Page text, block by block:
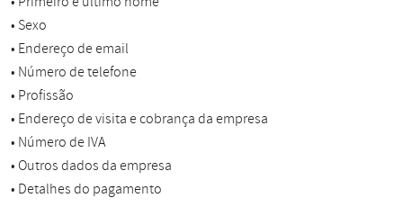
• Sexo
• Endereço de email
• Número de telefone
• Profissão
• Endereço de visita e cobrança da empresa
• Número de IVA
• Outros dados da empresa
• Detalhes do pagamento